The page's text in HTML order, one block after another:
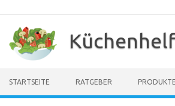
springen
STARTSEITE RATGEBER PRODUKTE